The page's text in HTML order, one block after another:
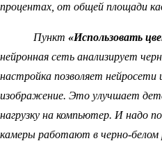
процентах, от общей площади
Пункт «Использовать
нейронная сеть анализирует
настройка позволяет нейросети
изображение. Это улучшает
нагрузку на компьютер. И надо
камеры работают в черно-